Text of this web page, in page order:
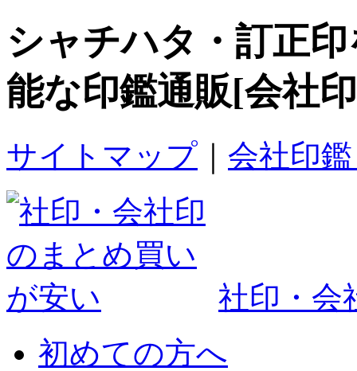
シャチハタ・訂正印
能な印鑑通販[会社
サイトマップ 会社印
社印・会
初めての方へ